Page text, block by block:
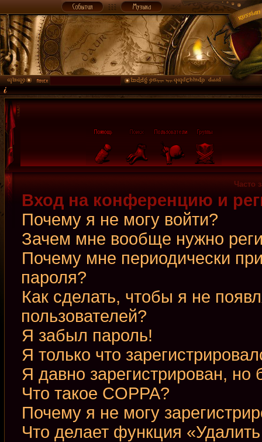
Часто
Вход на конференцию и
Почему я не могу войти?
Зачем мне вообще нужно
Почему мне периодически
пароля?
Как сделать, чтобы я не
пользователей?
Я забыл пароль!
Я только что
Я давно зарегистрирован, но
Что такое COPPA?
Почему я не могу
Что делает функция